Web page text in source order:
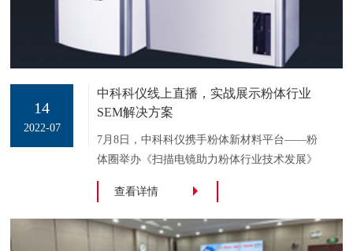
14
2022-07
中科科仪线上直播，实战展示粉体行业
SEM解决方案
7月8日，中科科仪携手粉体新材料平台——粉
体圈举办《扫描电镜助力粉体行业技术发展》
线上直播，进行扫描电镜在粉体粉末行业的分
析实战教学。此次直播分别从碳材料、新能
源、陶瓷、粉末冶金、无机颜填料等领域讲解
中科科仪扫描电镜及附件设备在生产中的应
查看详情